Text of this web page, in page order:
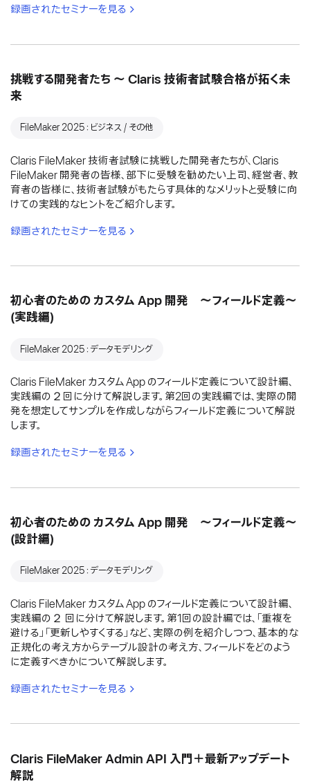
録画されたセミナーを見る
挑戦する開発者たち 〜 Claris 技術者試験合格が拓く未
来
FileMaker 2025：ビジネス / その他
Claris FileMaker 技術者試験に挑戦した開発者たちが、Claris
FileMaker 開発者の皆様、部下に受験を勧めたい上司、経営者、教
育者の皆様に、技術者試験がもたらす具体的なメリットと受験に向
けての実践的なヒントをご紹介します。
録画されたセミナーを見る
初心者のための カスタム App 開発 〜フィールド定義〜
(実践編)
FileMaker 2025：データモデリング
Claris FileMaker カスタム App のフィールド定義について設計編、
実践編の２回に分けて解説します。第2回の実践編では、実際の開
発を想定してサンプルを作成しながらフィールド定義について解説
します。
録画されたセミナーを見る
初心者のための カスタム App 開発 〜フィールド定義〜
(設計編)
FileMaker 2025：データモデリング
Claris FileMaker カスタム App のフィールド定義について設計編、
実践編の２ 回に分けて解説します。第1回の設計編では、「重複を
避ける」「更新しやすくする」など、実際の例を紹介しつつ、基本的な
正規化の考え方からテーブル設計の考え方、フィールドをどのよう
に定義すべきかについて解説します。
録画されたセミナーを見る
Claris FileMaker Admin API 入門＋最新アップデート
解説